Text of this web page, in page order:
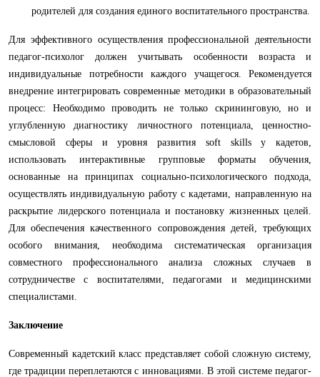
родителей для создания единого воспитательного пространства.
Для эффективного осуществления профессиональной деятельности
педагог-психолог должен учитывать особенности возраста и
индивидуальные потребности каждого учащегося. Рекомендуется
внедрение интегрировать современные методики в образовательный
процесс: Необходимо проводить не только скрининговую, но и
углубленную диагностику личностного потенциала, ценностно-
смысловой сферы и уровня развития soft skills у кадетов,
использовать интерактивные групповые форматы обучения,
основанные на принципах социально-психологического подхода,
осуществлять индивидуальную работу с кадетами, направленную на
раскрытие лидерского потенциала и постановку жизненных целей.
Для обеспечения качественного сопровождения детей, требующих
особого внимания, необходима систематическая организация
совместного профессионального анализа сложных случаев в
сотрудничестве с воспитателями, педагогами и медицинскими
специалистами.
Заключение
Современный кадетский класс представляет собой сложную систему,
где традиции переплетаются с инновациями. В этой системе педагог-